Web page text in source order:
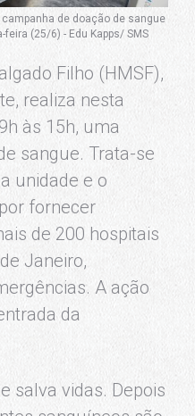
de doação de sangue
(25/6) - Edu Kapps/ SMS
Filho (HMSF),
realiza nesta
às 15h, uma
sangue. Trata-se
unidade e o
fornecer
de 200 hospitais
Janeiro,
A ação
da
salva vidas. Depois